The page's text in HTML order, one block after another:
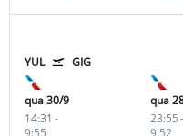
YUL GIG
qua 30/9
14:31 -
9:55
qua
23:55-
9:52